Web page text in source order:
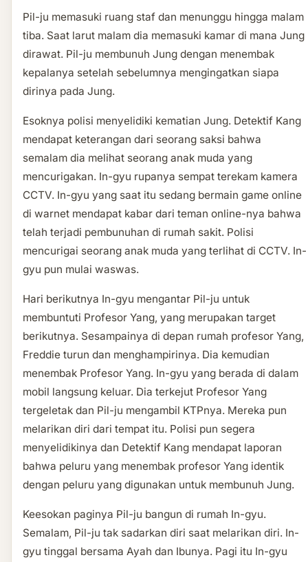
Pil-ju memasuki ruang staf dan menunggu hingga malam
tiba. Saat larut malam dia memasuki kamar di mana Jung
dirawat. Pil-ju membunuh Jung dengan menembak
kepalanya setelah sebelumnya mengingatkan siapa
dirinya pada Jung.
Esoknya polisi menyelidiki kematian Jung. Detektif Kang
mendapat keterangan dari seorang saksi bahwa
semalam dia melihat seorang anak muda yang
mencurigakan. In-gyu rupanya sempat terekam kamera
CCTV. In-gyu yang saat itu sedang bermain game online
di warnet mendapat kabar dari teman online-nya bahwa
telah terjadi pembunuhan di rumah sakit. Polisi
mencurigai seorang anak muda yang terlihat di CCTV. In-
gyu pun mulai waswas.
Hari berikutnya In-gyu mengantar Pil-ju untuk
membuntuti Profesor Yang, yang merupakan target
berikutnya. Sesampainya di depan rumah profesor Yang,
Freddie turun dan menghampirinya. Dia kemudian
menembak Profesor Yang. In-gyu yang berada di dalam
mobil langsung keluar. Dia terkejut Profesor Yang
tergeletak dan Pil-ju mengambil KTPnya. Mereka pun
melarikan diri dari tempat itu. Polisi pun segera
menyelidikinya dan Detektif Kang mendapat laporan
bahwa peluru yang menembak profesor Yang identik
dengan peluru yang digunakan untuk membunuh Jung.
Keesokan paginya Pil-ju bangun di rumah In-gyu.
Semalam, Pil-ju tak sadarkan diri saat melarikan diri. In-
gyu tinggal bersama Ayah dan Ibunya. Pagi itu In-gyu